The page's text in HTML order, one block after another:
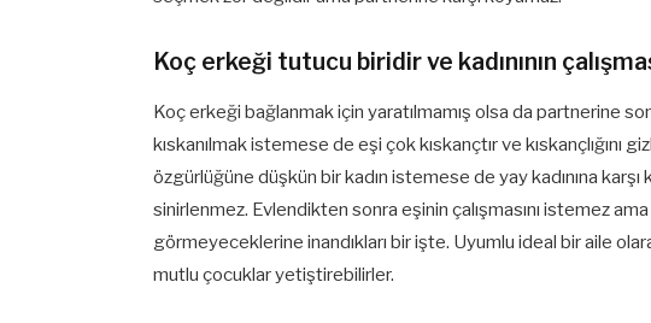
Koç erkeği tutucu biridir ve kadınının
Koç erkeği bağlanmak için yaratılmamış olsa da partnerine
kıskanılmak istemese de eşi çok kıskançtır ve kıskançlığını
özgürlüğüne düşkün bir kadın istemese de yay kadınına
sinirlenmez. Evlendikten sonra eşinin çalışmasını istemez
görmeyeceklerine inandıkları bir işte. Uyumlu ideal bir aile
mutlu çocuklar yetiştirebilirler.